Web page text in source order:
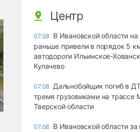
Центр
07.08 В Ивановской области на
раньше привели в порядок 5
автодороги Ильинское-
Кулачево
07.08 Дальнобойщик погиб в
тремя грузовиками на трассе
Тверской области
07.08 В Ивановской области